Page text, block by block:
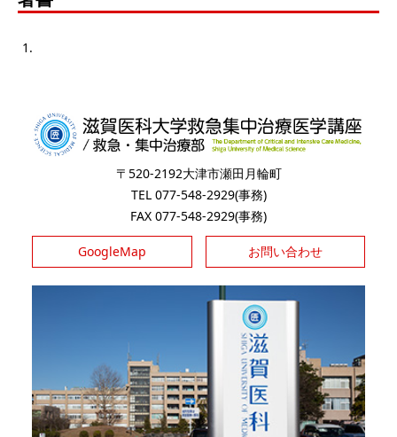
〒520-2192大津市瀬田月輪町
TEL 077-548-2929(事務)
FAX 077-548-2929(事務)
GoogleMap お問い合わせ